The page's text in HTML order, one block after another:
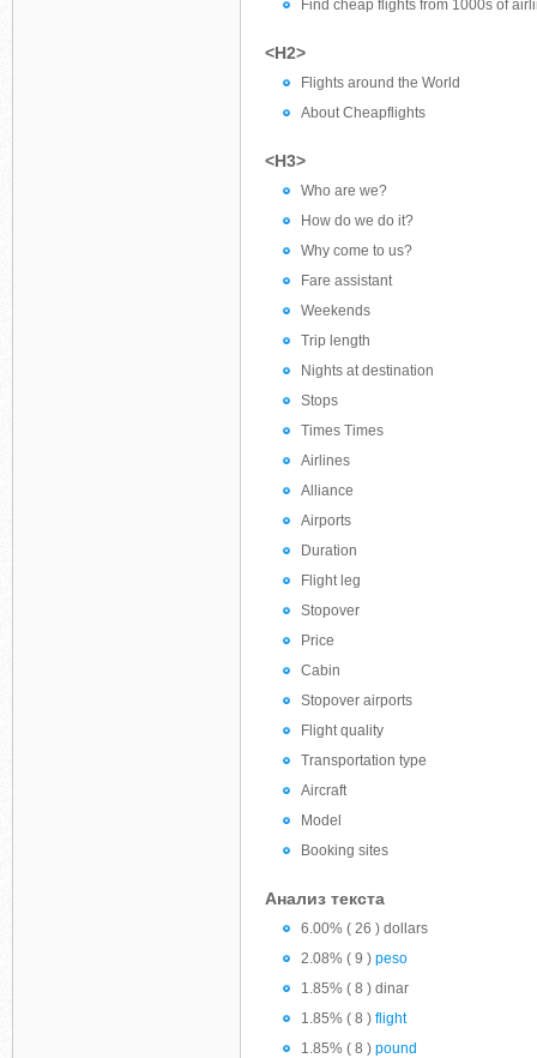
Find cheap flights from 1000s of
<H2>
Flights around the World
About Cheapflights
<H3>
Who are we?
How do we do it?
Why come to us?
Fare assistant
Weekends
Trip length
Nights at destination
Stops
Times Times
Airlines
Alliance
Airports
Duration
Flight leg
Stopover
Price
Cabin
Stopover airports
Flight quality
Transportation type
Aircraft
Model
Booking sites
Анализ текста
6.00% ( 26 ) dollars
2.08% ( 9 ) peso
1.85% ( 8 ) dinar
1.85% ( 8 ) flight
1.85% ( 8 ) pound